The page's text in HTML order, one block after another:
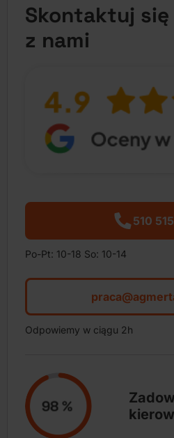
Skontaktuj się
z nami
510
Po-Pt: 10-18 So: 10-14
Odpowiemy w ciągu 2h